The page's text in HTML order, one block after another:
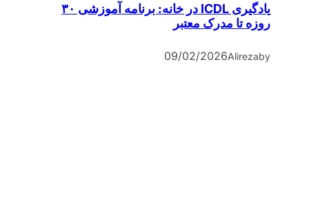
یادگیری ICDL در خانه: برنامه آموزشی ۳۰
روزه تا مدرک معتبر
by
Alireza
09/02/2026